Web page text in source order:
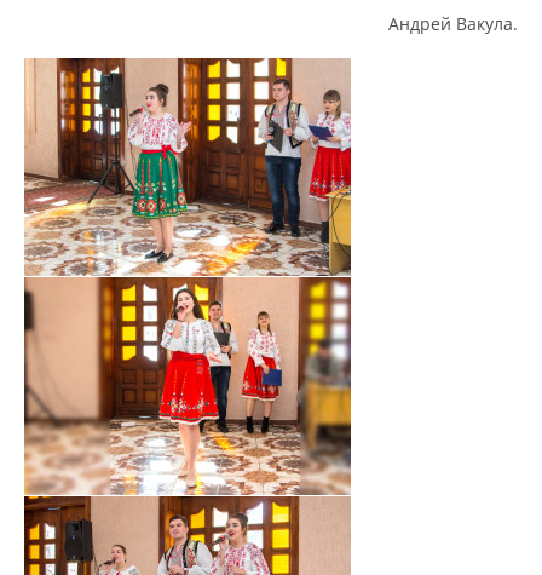
Андрей Вакула.